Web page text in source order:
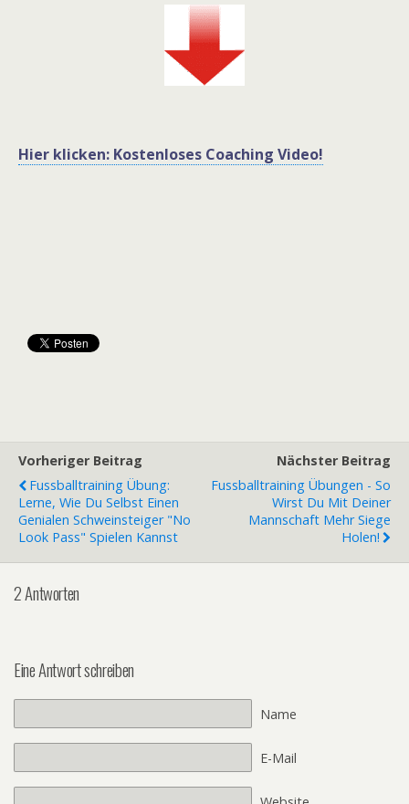
Hier klicken: Kostenloses Coaching Video!
Vorheriger Beitrag
Fussballtraining Übung:
Lerne, Wie Du Selbst Einen
Genialen Schweinsteiger "No
Look Pass" Spielen Kannst
Nächster Beitrag
Fussballtraining Übungen - So
Wirst Du Mit Deiner
Mannschaft Mehr Siege
Holen!
2 Antworten
Eine Antwort schreiben
Name
E-Mail